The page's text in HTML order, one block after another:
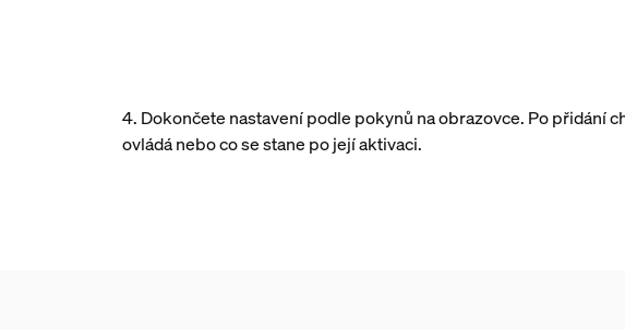
4. Dokončete nastavení podle pokynů na obrazovce. Po přidání
ovládá nebo co se stane po její aktivaci.